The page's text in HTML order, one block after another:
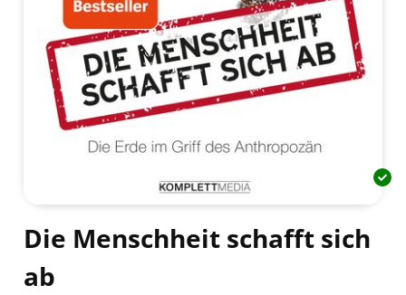
Die Menschheit schafft sich
ab